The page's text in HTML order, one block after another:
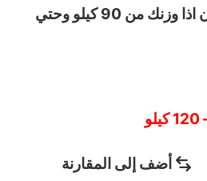
أنيق بسهولة اطلبيه الان اذا وزنك من 90 كيلو وحتي
أضف إلى المقارنة